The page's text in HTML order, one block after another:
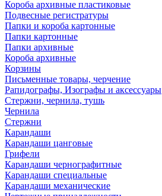
Короба архивные пластиковые
Подвесные регистратуры
Папки и короба картонные
Папки картонные
Папки архивные
Короба архивные
Корзины
Письменные товары, черчение
Рапидографы, Изографы и аксессуары
Стержни, чернила, тушь
Чернила
Стержни
Карандаши
Карандаши цанговые
Грифели
Карандаши чернографитные
Карандаши специальные
Карандаши механические